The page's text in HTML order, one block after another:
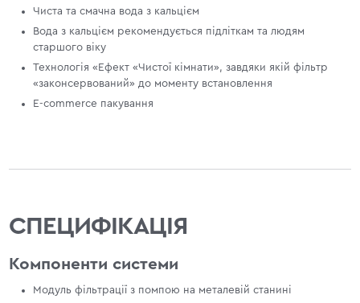
Чиста та смачна вода з кальцієм
Вода з кальцієм рекомендується підліткам та людям
старшого віку
Технологія «Ефект «Чистої кімнати», завдяки якій фільтр
«законсервований» до моменту встановлення
E-commerce пакування
СПЕЦИФІКАЦІЯ
Компоненти системи
Модуль фільтрації з помпою на металевій станині